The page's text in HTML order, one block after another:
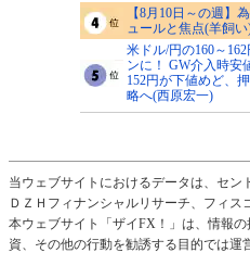
【8月10日～の週】
ュールと焦点(羊飼
米ドル/円の160～
ンに！ GW介入時安
152円が下値めど、
略へ(西原宏一)
当ウェブサイトにおけるデータは、セン
ＤＺＨフィナンシャルリサーチ、フィス
本ウェブサイト「ザイFX！」は、情報
資、その他の行動を勧誘する目的では